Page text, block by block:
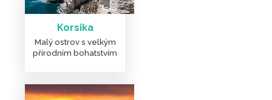
Korsika
Malý ostrov s velkým
přírodním bohatstvím